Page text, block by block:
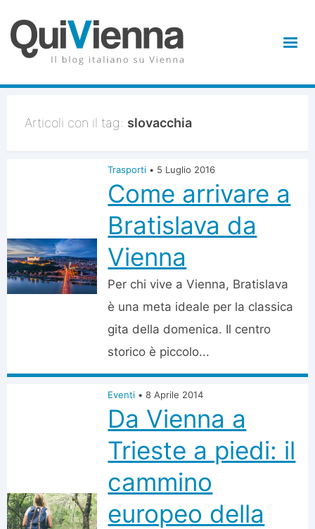
Articoli con il tag: slovacchia
Trasporti • 5 Luglio 2016
Come arrivare a
Bratislava da
Vienna
Per chi vive a Vienna, Bratislava
è una meta ideale per la classica
gita della domenica. Il centro
storico è piccolo...
Eventi • 8 Aprile 2014
Da Vienna a
Trieste a piedi: il
cammino
europeo della